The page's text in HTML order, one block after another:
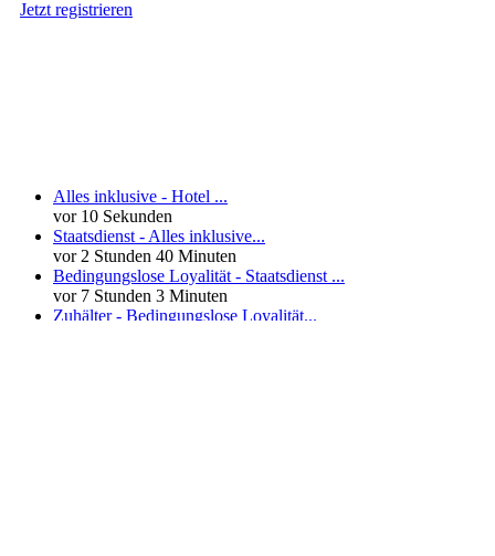
Jetzt registrieren
Alles inklusive - Hotel ...
vor 10 Sekunden
Staatsdienst - Alles inklusive...
vor 2 Stunden 40 Minuten
Bedingungslose Loyalität - Staatsdienst ...
vor 7 Stunden 3 Minuten
Zuhälter - Bedingungslose Loyalität...